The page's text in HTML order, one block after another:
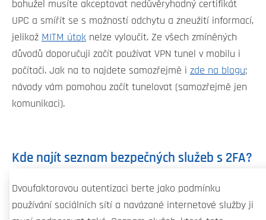
bohužel musíte akceptovat nedůvěryhodný certifikát
UPC a smířít se s možností odchytu a zneužití informací,
jelikož MITM útok nelze vyloučit. Ze všech zmíněných
důvodů doporučuji začít používat VPN tunel v mobilu i
počítači. Jak na to najdete samozřejmě i zde na blogu;
návody vám pomohou začít tunelovat (samozřejmě jen
komunikaci).
Kde najít seznam bezpečných služeb s 2FA?
Dvoufaktorovou autentizaci berte jako podmínku
používání sociálních sítí a navázané internetové služby ji